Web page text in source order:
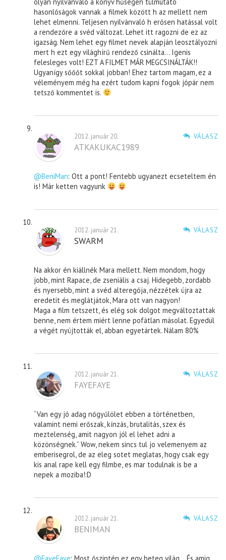
hasonlóságok vannak a filmek között h az mellett nem
lehet elmenni. Teljesen nyilvánvaló h erősen hatással volt
a rendezőre a svéd változat. Lehet itt ragozni de ez az
igazság. Nem lehet egy filmet nevek alapján leosztályozni
mert h ezt egy világhírű rendező csinálta… Igenis
felesleges volt! EZT A FILMET MÁR MEGCSINÁLTÁK!!
Ugyanígy sőőőt sokkal jobban! Ehez tartom magam, ez a
véleményem még ha ezért tudom kapni fogok jópár nem
tetsző kommentet is.
VÁLASZ
2012. január 20.
ATKAKUKAC1989
@BeniMan: Ott a pont! Fentebb ugyanezt ecseteltem én
is! Már ketten vagyunk
VÁLASZ
2012. január 21.
SWARM
Na akkor én kiállnék Mara mellett. Nem mondom, hogy
jobb, mint Rapace, de zseniális a csaj. Hidegebb, zordabb
és nyersebb, mint a svéd alteregója, nézzétek újra az
eredetit és meglátjátok, Mara ott van nagyon!
Maga a film tetszett, és elég sok dolgot megváltoztattak
benne, nem értem miért lenne pofátlan másolat. Egyedül
a végét nyújtották el, abban egyetártek. Nálam 80%
VÁLASZ
2012. január 21.
FAYEFAYE
“Van egy jó adag nőgyűlölet ebben a történetben,
valamint nemi erőszak, kínzás, brutalitás, szex és
meztelenség, amit nagyon jól el lehet adni a
közönségnek.” Wow, nekem sincs tul jo velemenyem az
emberisegrol, de az eleg sotet meglatas, hogy csak egy
kis anal rape kell egy filmbe, es mar todulnak is be a
nepek a moziba!:D
VÁLASZ
2012. január 21.
BENIMAN